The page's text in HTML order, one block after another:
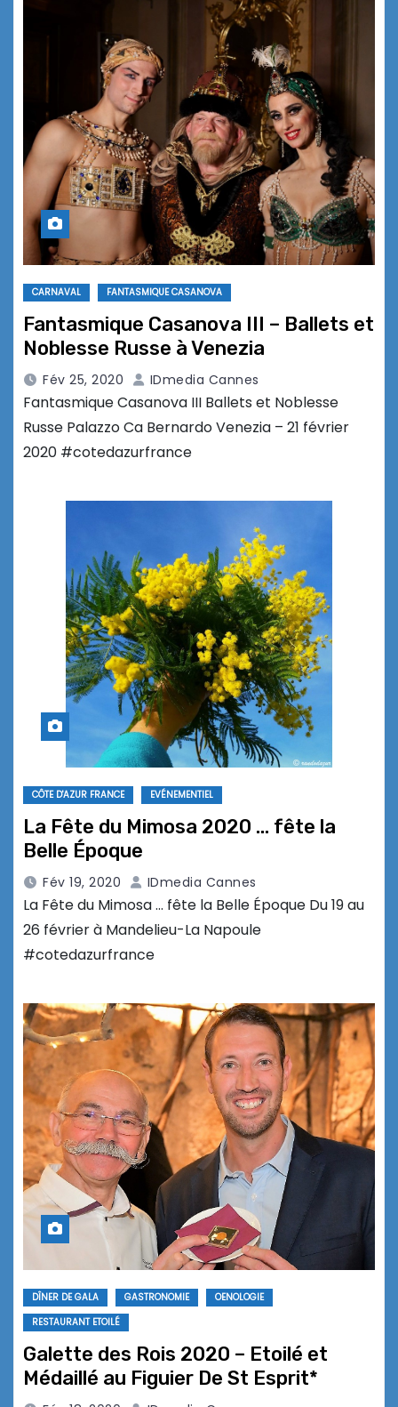
CARNAVAL FANTASMIQUE CASANOVA
Fantasmique Casanova III – Ballets et
Noblesse Russe à Venezia
Fév 25, 2020 IDmedia Cannes
Fantasmique Casanova III Ballets et Noblesse
Russe Palazzo Ca Bernardo Venezia – 21 février
2020 #cotedazurfrance
CÔTE D'AZUR FRANCE EVÉNEMENTIEL
La Fête du Mimosa 2020 … fête la
Belle Époque
Fév 19, 2020 IDmedia Cannes
La Fête du Mimosa … fête la Belle Époque Du 19 au
26 février à Mandelieu-La Napoule
#cotedazurfrance
DÎNER DE GALA GASTRONOMIE
OENOLOGIE
RESTAURANT ETOILÉ
Galette des Rois 2020 – Etoilé et
Médaillé au Figuier De St Esprit*